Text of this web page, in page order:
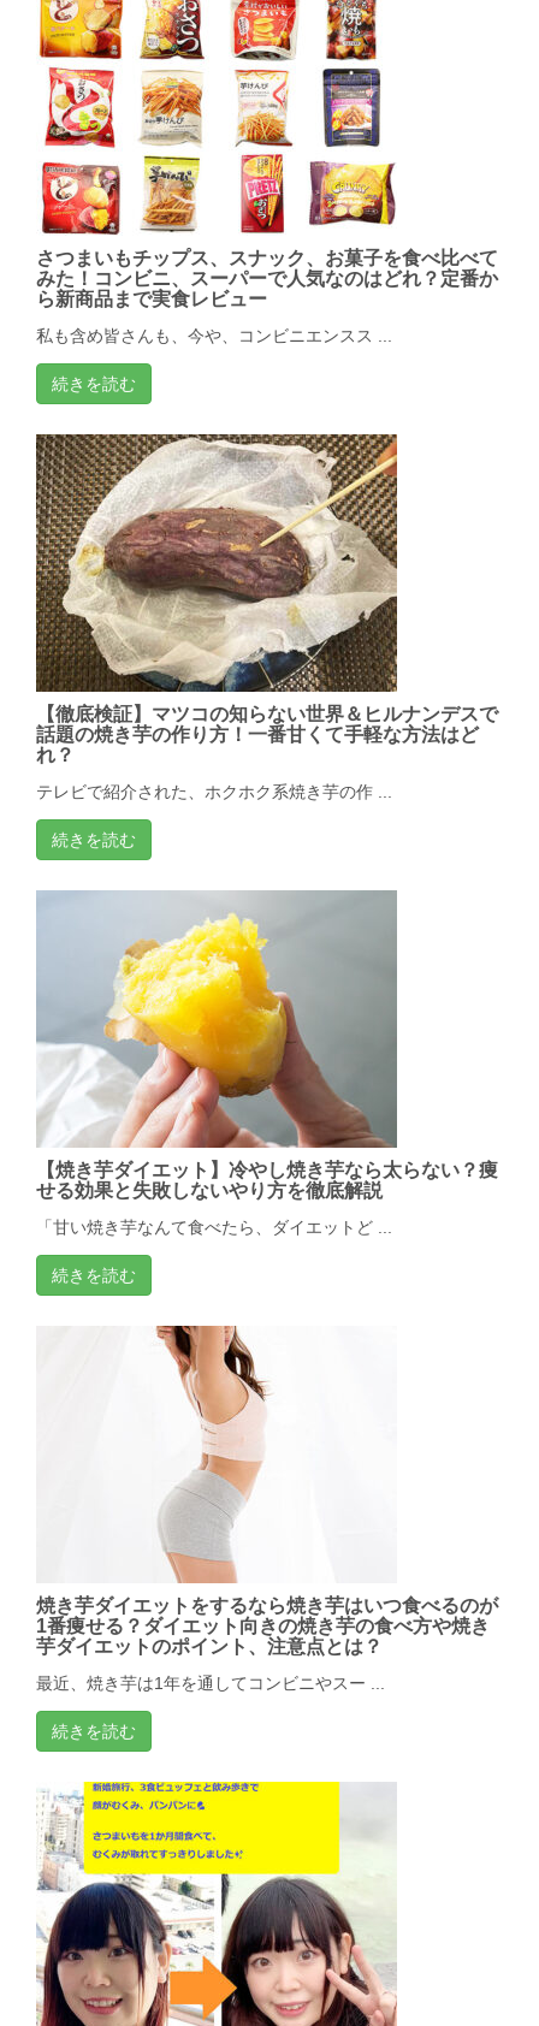
さつまいもチップス、スナック、お菓子を食べ比べて
みた！コンビニ、スーパーで人気なのはどれ？定番か
ら新商品まで実食レビュー
私も含め皆さんも、今や、コンビニエンスス ...
続きを読む
【徹底検証】マツコの知らない世界＆ヒルナンデスで
話題の焼き芋の作り方！一番甘くて手軽な方法はど
れ？
テレビで紹介された、ホクホク系焼き芋の作 ...
続きを読む
【焼き芋ダイエット】冷やし焼き芋なら太らない？痩
せる効果と失敗しないやり方を徹底解説
「甘い焼き芋なんて食べたら、ダイエットど ...
続きを読む
焼き芋ダイエットをするなら焼き芋はいつ食べるのが
1番痩せる？ダイエット向きの焼き芋の食べ方や焼き
芋ダイエットのポイント、注意点とは？
最近、焼き芋は1年を通してコンビニやスー ...
続きを読む